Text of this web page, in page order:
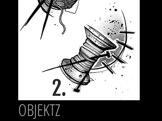
OBJEKTZ